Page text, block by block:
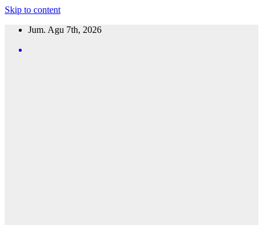
Skip to content
Jum. Agu 7th, 2026